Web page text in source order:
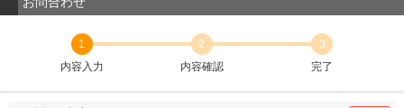
1
内容入力
2
内容確認
3
完了